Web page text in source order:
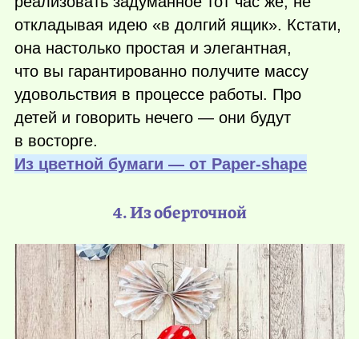
откладывая идею «в долгий ящик». Кстати,
она настолько простая и элегантная,
что вы гарантированно получите массу
удовольствия в процессе работы. Про
детей и говорить нечего — они будут
в восторге.
Из цветной бумаги — от Рaper-shape
4. Из оберточной